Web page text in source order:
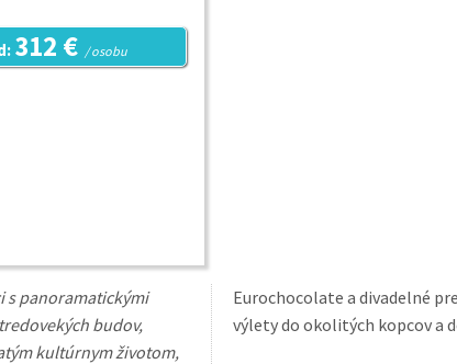
312 € / osobu
s panoramatickými
budov,
kultúrnym životom,
Eurochocolate a divadelné predstavenia. Výhľady z
výlety do okolitých kopcov a